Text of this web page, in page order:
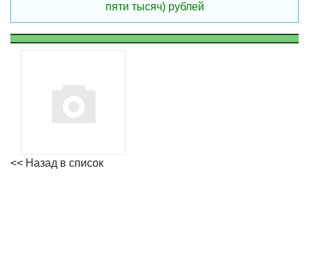
пяти тысяч) рублей
<< Назад в список